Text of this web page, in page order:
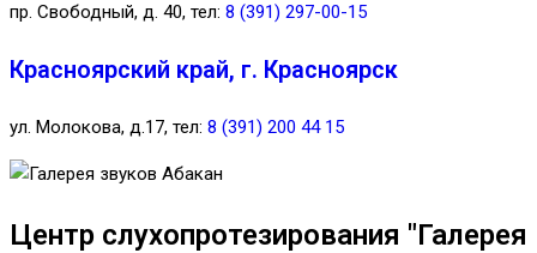
пр. Свободный, д. 40, тел: 8 (391) 297-00-15
Красноярский край, г. Красноярск
ул. Молокова, д.17, тел: 8 (391) 200 44 15
Центр слухопротезирования "Галерея